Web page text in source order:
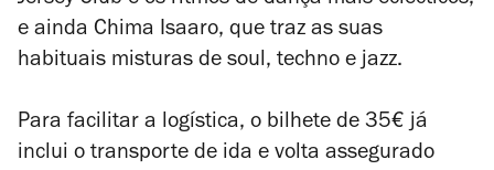
e ainda Chima Isaaro, que traz as suas
habituais misturas de soul, techno e jazz.
Para facilitar a logística, o bilhete de 35€ já
inclui o transporte de ida e volta assegurado